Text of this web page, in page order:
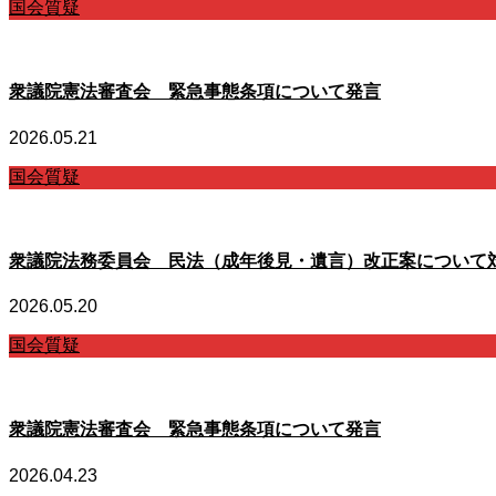
国会質疑
衆議院憲法審査会 緊急事態条項について発言
2026.05.21
国会質疑
衆議院法務委員会 民法（成年後見・遺言）改正案について
2026.05.20
国会質疑
衆議院憲法審査会 緊急事態条項について発言
2026.04.23